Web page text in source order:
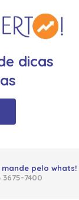
dicas
mande pelo whats!
3675-7400